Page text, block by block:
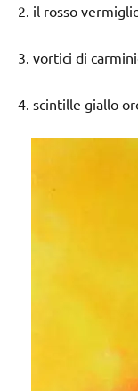
2. il rosso
3. vortici di
4. scintille giallo